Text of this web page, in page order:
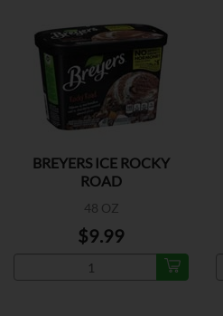
BREYERS ICE ROCKY
ROAD
48 OZ
$9.99